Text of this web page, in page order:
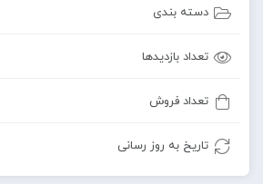
دسته بندی
تعداد بازدیدها
تعداد فروش
تاریخ به روز رسانی